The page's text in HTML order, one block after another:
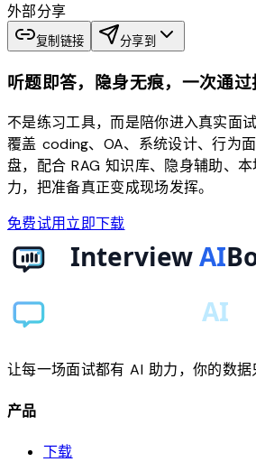
外部分享
复制链接 分享到
听题即答，隐身无痕，一次通
不是练习工具，而是陪你进入真实面
覆盖 coding、OA、系统设计、行为
盘，配合 RAG 知识库、隐身辅助、
力，把准备真正变成现场发挥。
免费试用立即下载
让每一场面试都有 AI 助力，你的数据
产品
下载